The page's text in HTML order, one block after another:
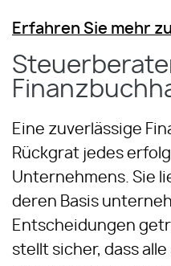
Erfahren Sie mehr
Eine zuverlässige
Rückgrat jedes
Unternehmens. Sie
deren Basis
Entscheidungen
stellt sicher, dass